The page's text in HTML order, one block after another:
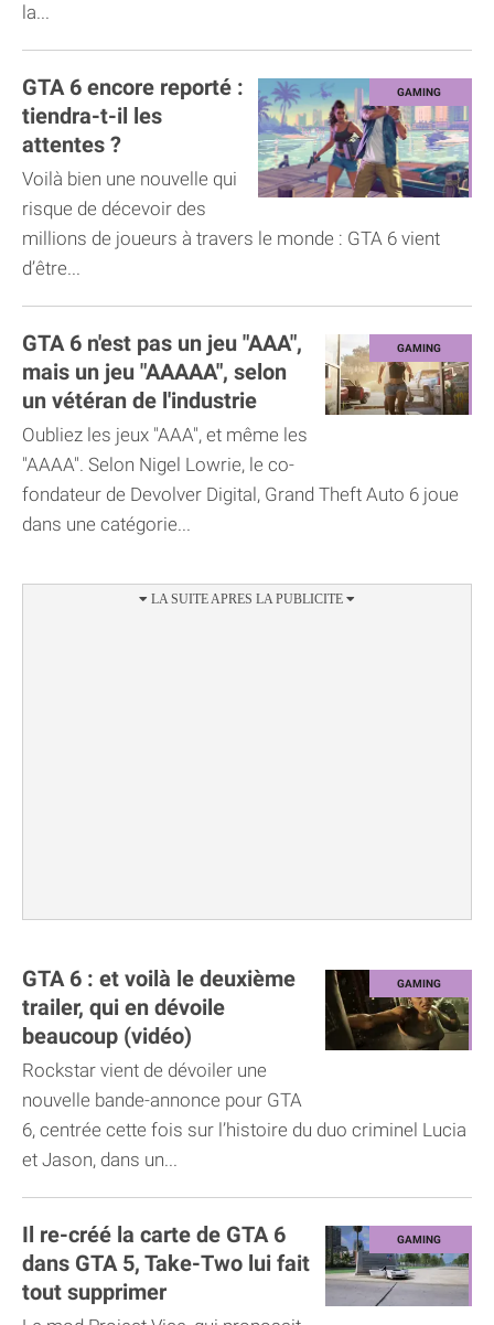
la...
GTA 6 encore reporté :
tiendra-t-il les
attentes ?
Voilà bien une nouvelle qui
risque de décevoir des
millions de joueurs à travers le monde : GTA 6 vient
d’être...
GTA 6 n'est pas un jeu "AAA",
mais un jeu "AAAAA", selon
un vétéran de l'industrie
Oubliez les jeux "AAA", et même les
"AAAA". Selon Nigel Lowrie, le co-
fondateur de Devolver Digital, Grand Theft Auto 6 joue
dans une catégorie...
GTA 6 : et voilà le deuxième
trailer, qui en dévoile
beaucoup (vidéo)
Rockstar vient de dévoiler une
nouvelle bande-annonce pour GTA
6, centrée cette fois sur l’histoire du duo criminel Lucia
et Jason, dans un...
Il re-créé la carte de GTA 6
dans GTA 5, Take-Two lui fait
tout supprimer